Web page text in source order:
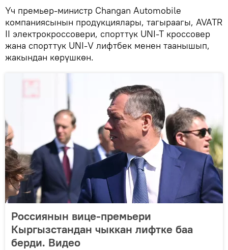
Үч премьер-министр Changan Automobile
компаниясынын продукциялары, тагыраагы, AVATR
II электрокроссовери, спорттук UNI-T кроссовер
жана спорттук UNI-V лифтбек менен таанышып,
жакындан көрүшкөн.
Россиянын вице-премьери
Кыргызстандан чыккан лифтке баа
берди. Видео